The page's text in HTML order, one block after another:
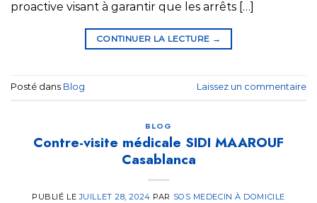
proactive visant à garantir que les arrêts […]
CONTINUER LA LECTURE →
Posté dans Blog Laissez un commentaire
BLOG
Contre-visite médicale SIDI MAAROUF
Casablanca
PUBLIÉ LEJUILLET 28, 2024 PAR SOS MEDECIN À DOMICILE